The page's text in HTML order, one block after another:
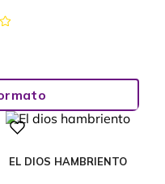
EL DIOS HAMBRIENTO